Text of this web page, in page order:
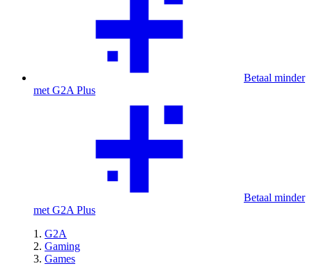
Betaal minder
met G2A Plus
Betaal minder
met G2A Plus
G2A
Gaming
Games